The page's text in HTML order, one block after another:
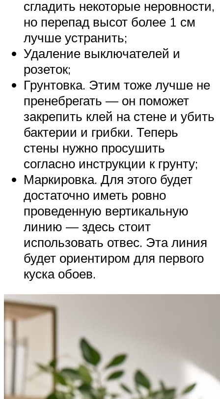
сгладить некоторые неровности,
но перепад высот более 1 см
лучше устранить;
Удаление выключателей и
розеток;
Грунтовка. Этим тоже лучше не
пренебрегать — он поможет
закрепить клей на стене и убить
бактерии и грибки. Теперь
стены нужно просушить
согласно инструкции к грунту;
Маркировка. Для этого будет
достаточно иметь ровно
проведенную вертикальную
линию — здесь стоит
использовать отвес. Эта линия
будет ориентиром для первого
куска обоев.